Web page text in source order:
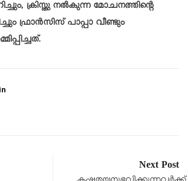
ക്രിസ്തു നൽകുന്ന മോചനത്തിന്റെ
ഫ്രാൻസിസ് പാപ്പാ വീണ്ടും
Next Post